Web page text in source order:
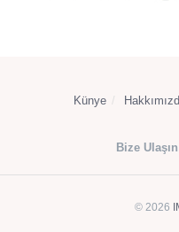
Künye
Bize
© 2026